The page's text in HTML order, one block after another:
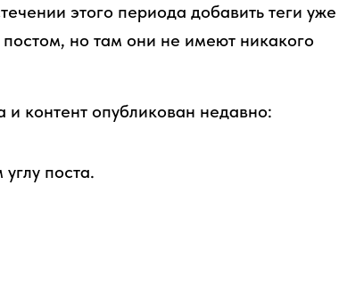
этого периода добавить теги уже
но там они не имеют никакого
и контент опубликован недавно:
поста.